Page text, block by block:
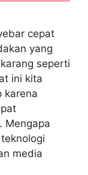
cepat
yang
seperti
ini kita
karena
Mengapa
media